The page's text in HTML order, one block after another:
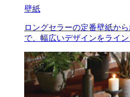
壁紙
ロングセラーの定番壁紙か
で、幅広いデザインをライン